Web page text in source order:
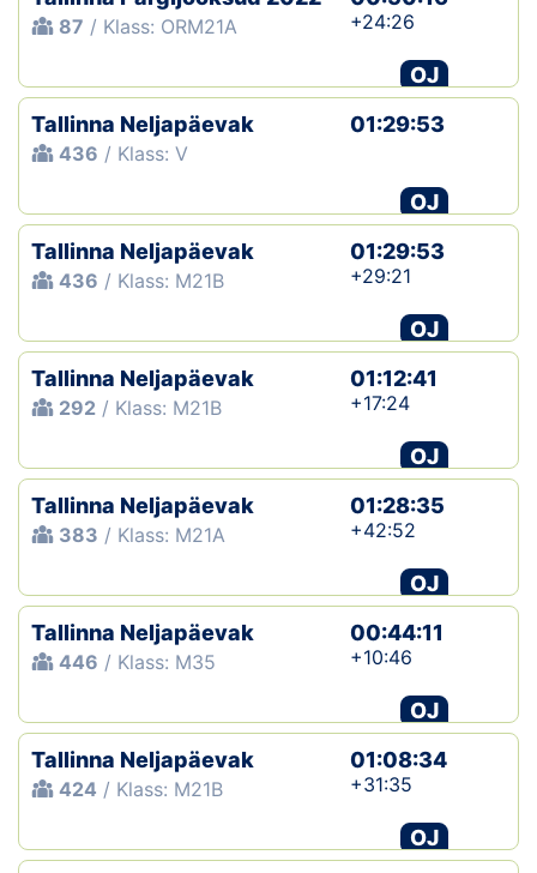
87 / Klass: ORM21A +24:26
OJ
Tallinna Neljapäevak
436 / Klass: V
01:29:53
OJ
Tallinna Neljapäevak
436 / Klass: M21B
01:29:53
+29:21
OJ
Tallinna Neljapäevak
292 / Klass: M21B
01:12:41
+17:24
OJ
Tallinna Neljapäevak
383 / Klass: M21A
01:28:35
+42:52
OJ
Tallinna Neljapäevak
446 / Klass: M35
00:44:11
+10:46
OJ
Tallinna Neljapäevak
424 / Klass: M21B
01:08:34
+31:35
OJ